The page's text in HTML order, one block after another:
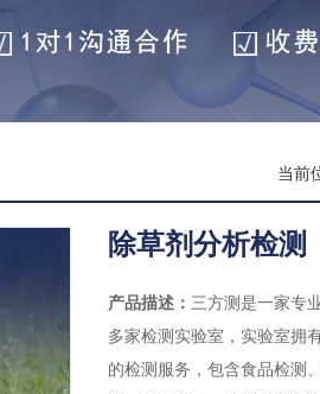
当前
除草剂分析检测
产品描述： 三方测是一家专
多家检测实验室，实验室拥
的检测服务，包含食品检测